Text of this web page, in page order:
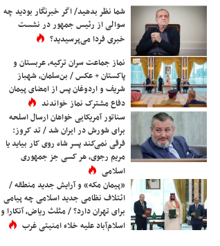
شما نظر بدهید/ اگر خبرنگار بودید چه
سوالی از رئیس جمهور در نشست
خبری فردا می‌پرسیدید؟
نماز جماعت سران ترکیه، عربستان و
پاکستان + عکس / بن‌سلمان، شهباز
شریف و اردوغان پس از امضای پیمان
دفاع مشترک نماز خواندند
سناتور آمریکایی خواهان ارسال اسلحه
برای شورش در ایران شد / تد کروز:
فرقی نمی‌کند پسر شاه روی کار بیاید یا
مریم رجوی، هر کسی جز جمهوری
اسلامی
«پیمان مکه» و آرایش جدید منطقه /
ائتلاف نظامی جدید اسلامی چه پیامی
برای تهران دارد؟ / مثلث ریاض، آنکارا و
اسلام‌آباد علیه خلاء امنیتی غرب